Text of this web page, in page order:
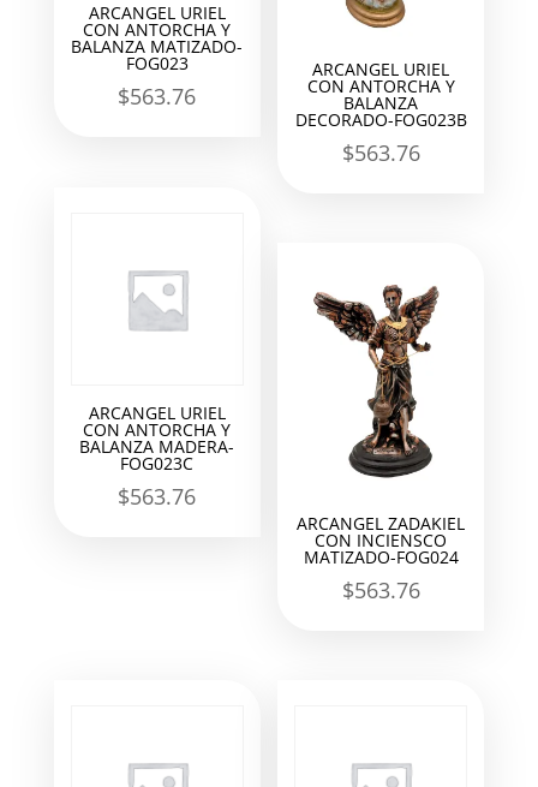
ARCANGEL URIEL
CON ANTORCHA Y
BALANZA MATIZADO-
FOG023
$563.76
ARCANGEL URIEL
CON ANTORCHA Y
BALANZA
DECORADO-FOG023B
$563.76
ARCANGEL URIEL
CON ANTORCHA Y
BALANZA MADERA-
FOG023C
$563.76
ARCANGEL ZADAKIEL
CON INCIENSCO
MATIZADO-FOG024
$563.76